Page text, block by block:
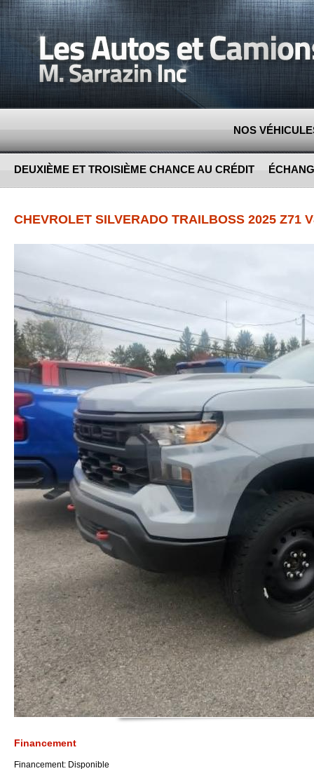
NOS
DEUXIÈME ET TROISIÈME CHANCE AU CRÉDIT
CHEVROLET SILVERADO TRAILBOSS 2025 Z71
Financement
Financement: Disponible